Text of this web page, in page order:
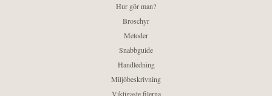
Hur gör man?
Broschyr
Metoder
Snabbguide
Handledning
Miljöbeskrivning
Viktigaste filerna